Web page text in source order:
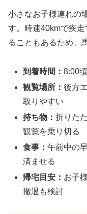
小さなお子様連れの
す。時速40kmで疾走
ることもあるため、
到着時間：8:00
観覧場所：後方
取りやすい
持ち物：折りた
観覧を乗り切る
食事：午前中の
済ませる
帰宅目安： お子
撤退も検討